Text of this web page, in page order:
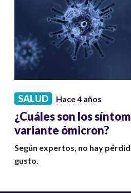
SALUD Hace 4 años
¿Cuáles son los
variante ómicron?
Según expertos, no hay
gusto.